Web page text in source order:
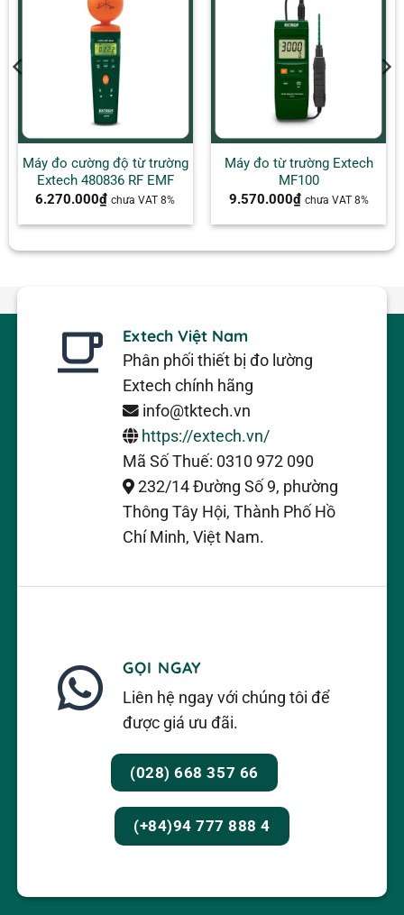
Máy đo cường độ từ trường
Extech 480836 RF EMF
6.270.000₫ chưa VAT 8%
Máy đo từ trường Extech
MF100
9.570.000₫ chưa VAT 8%
Extech Việt Nam
Phân phối thiết bị đo lường
Extech chính hãng
info@tktech.vn
https://extech.vn/
Mã Số Thuế: 0310 972 090
232/14 Đường Số 9, phường
Thông Tây Hội, Thành Phố Hồ
Chí Minh, Việt Nam.
GỌI NGAY
Liên hệ ngay với chúng tôi để
được giá ưu đãi.
(028) 668 357 66
(+84)94 777 888 4